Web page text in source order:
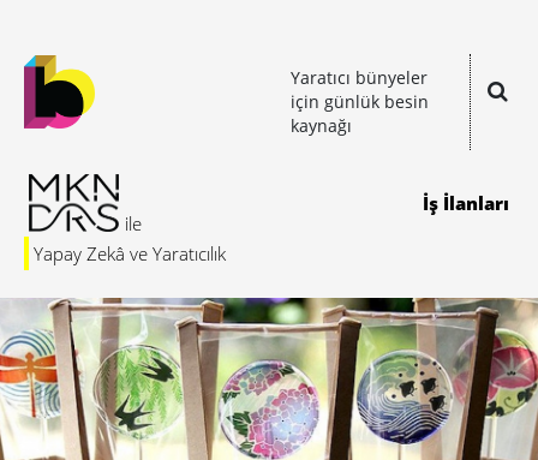
Yaratıcı bünyeler
için günlük besin
kaynağı
Yapay Zekâ ve Yaratıcılık
İş İlanları